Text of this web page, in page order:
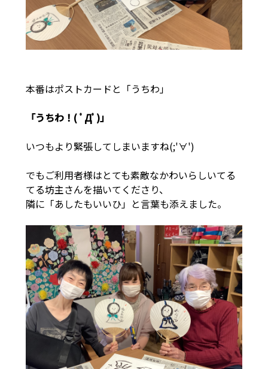
本番はポストカードと「うちわ」
「うちわ！( ﾟДﾟ)」
いつもより緊張してしまいますね(;'∀')
でもご利用者様はとても素敵なかわいらしいてる
てる坊主さんを描いてくださり、
隣に「あしたもいいひ」と言葉も添えました。